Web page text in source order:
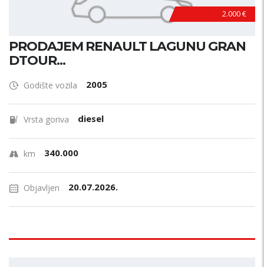
2.000 €
PRODAJEM RENAULT LAGUNU GRAN
DTOUR...
Godište vozila 2005
Vrsta goriva diesel
km 340.000
Objavljen 20.07.2026.